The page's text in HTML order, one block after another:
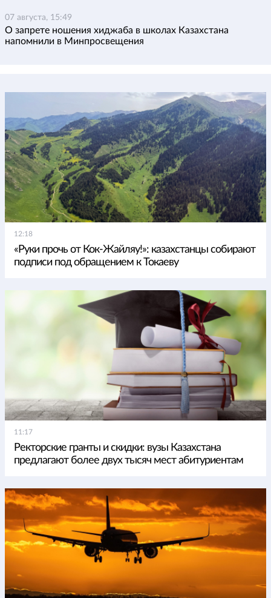
07 августа, 15:49
О запрете ношения хиджаба в школах Казахстана
напомнили в Минпросвещения
12:18
«Руки прочь от Кок-Жайляу!»: казахстанцы собирают
подписи под обращением к Токаеву
11:17
Ректорские гранты и скидки: вузы Казахстана
предлагают более двух тысяч мест абитуриентам